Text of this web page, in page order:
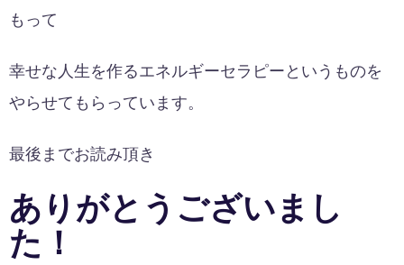
もって
幸せな人生を作るエネルギーセラピーというものを
やらせてもらっています。
最後までお読み頂き
ありがとうございまし
た！